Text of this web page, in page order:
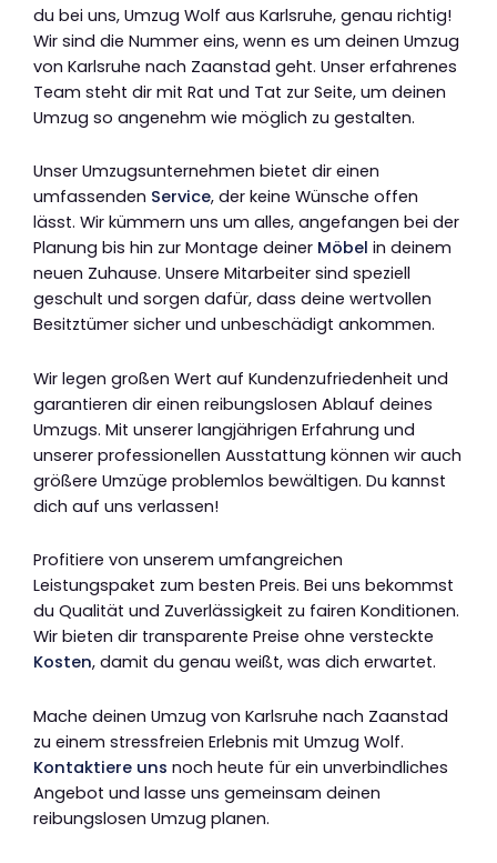
du bei uns, Umzug Wolf aus Karlsruhe, genau richtig!
Wir sind die Nummer eins, wenn es um deinen Umzug
von Karlsruhe nach Zaanstad geht. Unser erfahrenes
Team steht dir mit Rat und Tat zur Seite, um deinen
Umzug so angenehm wie möglich zu gestalten.
Unser Umzugsunternehmen bietet dir einen
umfassenden Service, der keine Wünsche offen
lässt. Wir kümmern uns um alles, angefangen bei der
Planung bis hin zur Montage deiner Möbel in deinem
neuen Zuhause. Unsere Mitarbeiter sind speziell
geschult und sorgen dafür, dass deine wertvollen
Besitztümer sicher und unbeschädigt ankommen.
Wir legen großen Wert auf Kundenzufriedenheit und
garantieren dir einen reibungslosen Ablauf deines
Umzugs. Mit unserer langjährigen Erfahrung und
unserer professionellen Ausstattung können wir auch
größere Umzüge problemlos bewältigen. Du kannst
dich auf uns verlassen!
Profitiere von unserem umfangreichen
Leistungspaket zum besten Preis. Bei uns bekommst
du Qualität und Zuverlässigkeit zu fairen Konditionen.
Wir bieten dir transparente Preise ohne versteckte
Kosten, damit du genau weißt, was dich erwartet.
Mache deinen Umzug von Karlsruhe nach Zaanstad
zu einem stressfreien Erlebnis mit Umzug Wolf.
Kontaktiere uns noch heute für ein unverbindliches
Angebot und lasse uns gemeinsam deinen
reibungslosen Umzug planen.